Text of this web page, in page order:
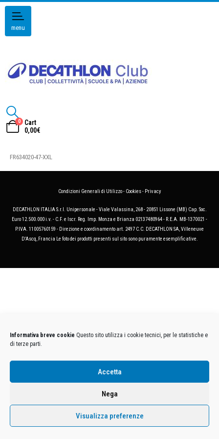
Informativa breve cookie Questo sito utilizza i cookie tecnici, per le statistiche e
di terze parti.
Accetta
Nega
Visualizza preferenze
menu
0
Cart
0,00€
FR634020-47-XXL
Condizioni Generali di Utilizzo- Cookies- Privacy
DECATHLON ITALIA S.r.l. Unipersonale - Viale Valassina, 268 - 20851 Lissone (MB) Cap. Soc.
Euro 12.500.000 i.v. - C.F. e Iscr. Reg. Imp. Monza e Brianza 02137480964 - R.E.A. MB-1370021 -
P.IVA. 11005760159 - Direzione e coordinamento art. 2497 C.C. DECATHLON SA, Villeneuve
D'Ascq, Francia Le foto dei prodotti presenti sul sito sono puramente esemplificative.